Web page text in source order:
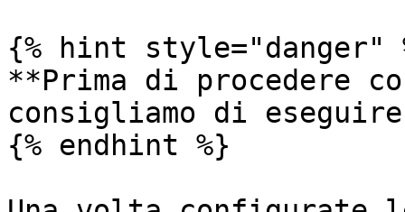
{% hint style="danger"
**Prima di procedere
consigliamo di
{% endhint %}